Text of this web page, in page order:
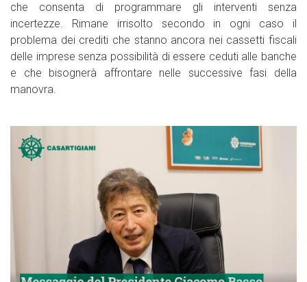
che consenta di programmare gli interventi senza
incertezze. Rimane irrisolto secondo in ogni caso il
problema dei crediti che stanno ancora nei cassetti fiscali
delle imprese senza possibilità di essere ceduti alle banche
e che bisognerà affrontare nelle successive fasi della
manovra.